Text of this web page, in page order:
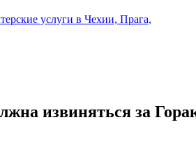
извиняться за